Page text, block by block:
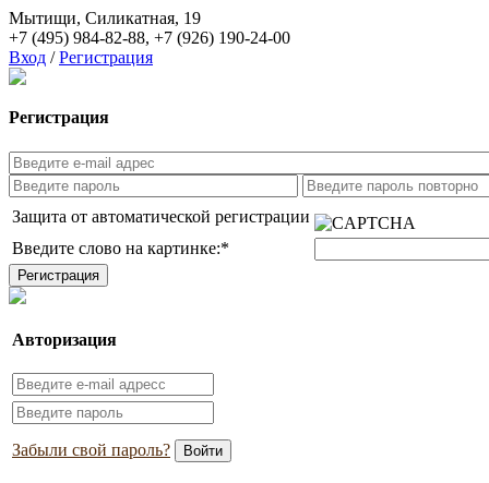
Мытищи, Силикатная, 19
+7 (495) 984-82-88, +7 (926) 190-24-00
Вход / Регистрация
Регистрация
Защита от автоматической регистрации
Введите слово на картинке:*
Авторизация
Забыли свой пароль?